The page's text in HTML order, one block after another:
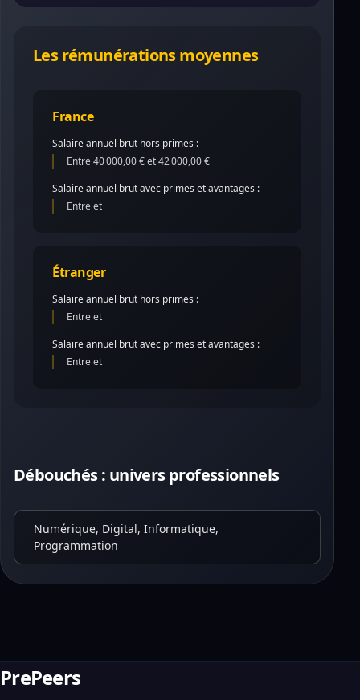
Les rémunérations moyennes
France
Salaire annuel brut hors primes :
Entre 40 000,00 € et 42 000,00 €
Salaire annuel brut avec primes et avantages :
Entre et
Étranger
Salaire annuel brut hors primes :
Entre et
Salaire annuel brut avec primes et avantages :
Entre et
Débouchés : univers professionnels
Numérique, Digital, Informatique,
Programmation
PrePeers